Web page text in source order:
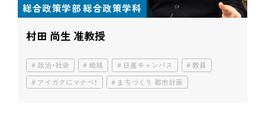
総合政策学部 総合政策学科
村田 尚生 准教授
政治・社会 地域 日進キャンパス
教員
アイガクにマナベ！
まちづくり 都市計画